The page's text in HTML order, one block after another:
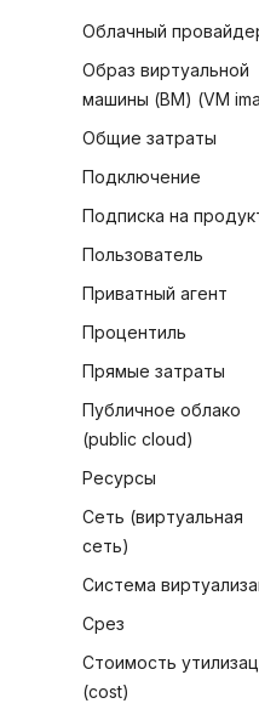
Облачный
Образ виртуальной
машины (ВМ) (VM
Общие затраты
Подключение
Подписка на
Пользователь
Приватный агент
Процентиль
Прямые затраты
Публичное облако
(public cloud)
Ресурсы
Сеть (виртуальная
сеть)
Система
Срез
Стоимость
(cost)